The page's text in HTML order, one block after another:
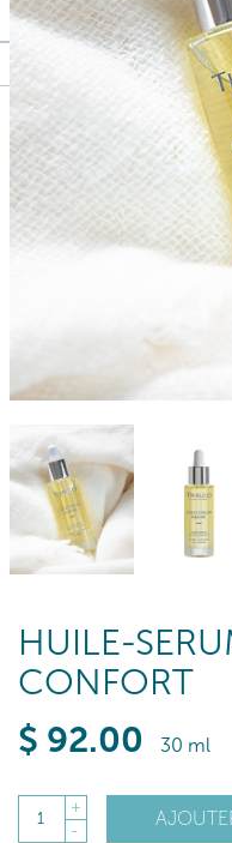
HUILE-
CONFORT
$ 92.00 30 ml
1
+
-